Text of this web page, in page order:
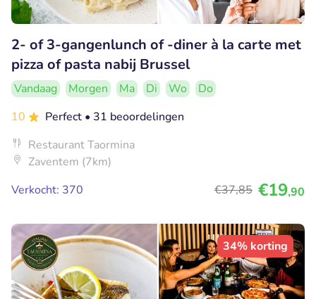
2- of 3-gangenlunch of -diner à la carte met
pizza of pasta nabij Brussel
Vandaag Morgen Ma Di Wo
Do
10
Perfect • 31 beoordelingen
Restaurant Taormina
Zaventem (7km)
Verkocht: 370
€37,85 €19,90
34% korting